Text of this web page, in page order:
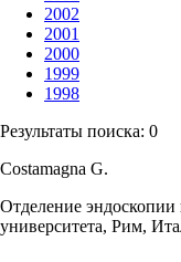
2002
2001
2000
1999
1998
Результаты поиска: 0
Costamagna G.
Отделение
университета, Рим,